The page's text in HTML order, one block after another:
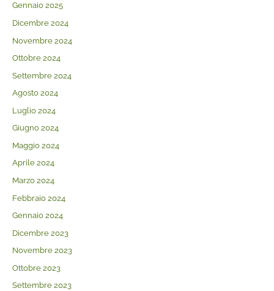
Gennaio 2025
Dicembre 2024
Novembre 2024
Ottobre 2024
Settembre 2024
Agosto 2024
Luglio 2024
Giugno 2024
Maggio 2024
Aprile 2024
Marzo 2024
Febbraio 2024
Gennaio 2024
Dicembre 2023
Novembre 2023
Ottobre 2023
Settembre 2023